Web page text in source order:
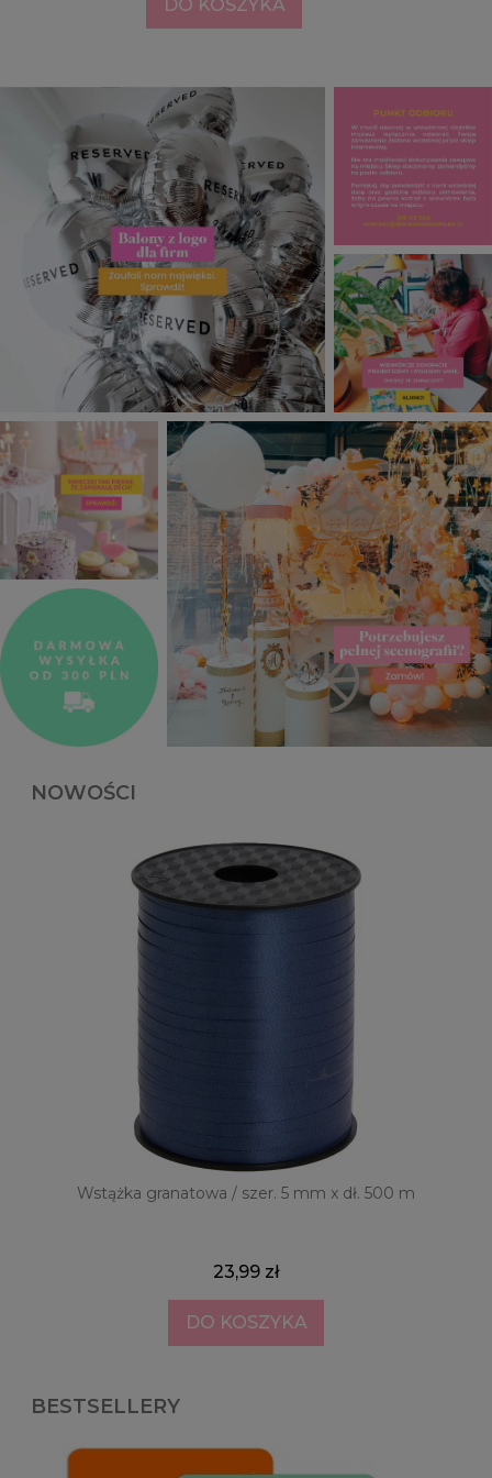
DO KOSZYKA
NOWOŚCI
Wstążka granatowa / szer. 5 mm x dł. 500 m
23,99 zł
DO KOSZYKA
BESTSELLERY